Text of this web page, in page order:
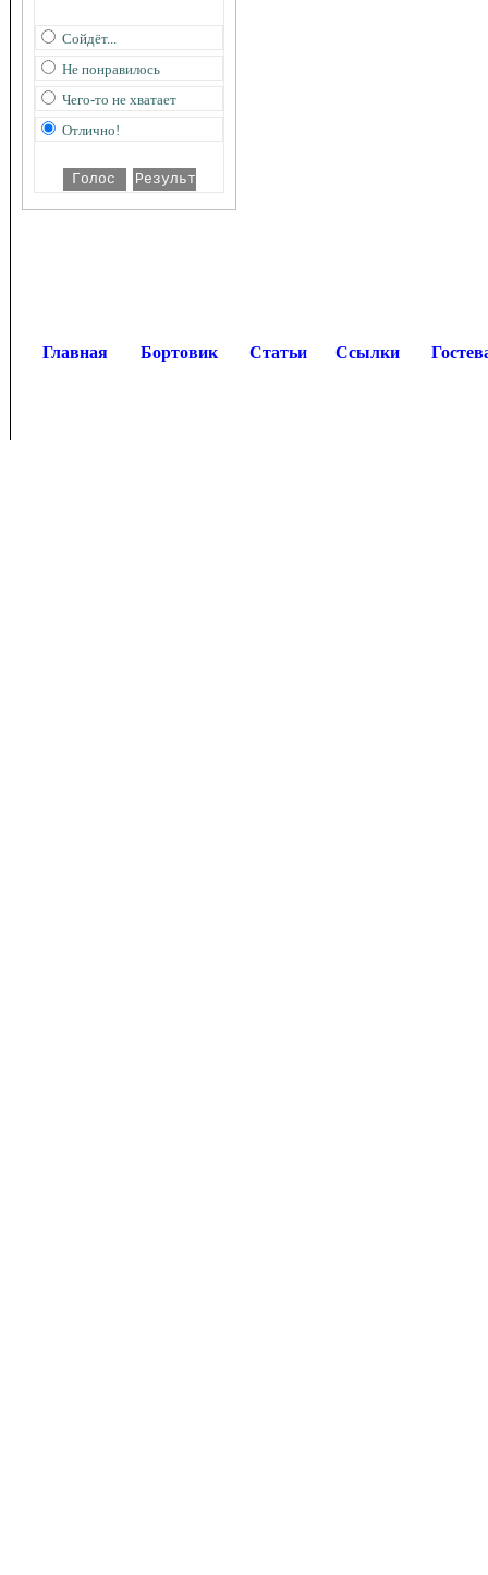
Сойдёт...
Не понравилось
Чего-то не хватает
Отлично!
Главная Бортовик Статьи Ссылки